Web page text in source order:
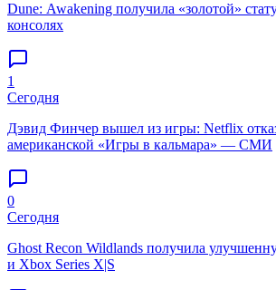
Dune: Awakening получила «золотой»
консолях
1
Сегодня
Дэвид Финчер вышел из игры: Netflix
американской «Игры в кальмара» — СМИ
0
Сегодня
Ghost Recon Wildlands получила
и Xbox Series X|S